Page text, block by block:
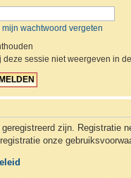
mijn wachtwoord vergeten
deze sessie niet weergeven in
zijn. Registratie
onze